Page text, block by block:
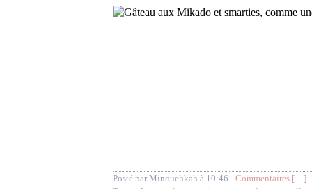
Posté par Minouchkah à 10:46 - Commentaires […]